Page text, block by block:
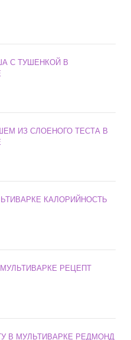
С ТУШЕНКОЙ В
ИЗ СЛОЕНОГО ТЕСТА В
КАЛОРИЙНОСТЬ
РЕЦЕПТ
В МУЛЬТИВАРКЕ РЕДМОНД